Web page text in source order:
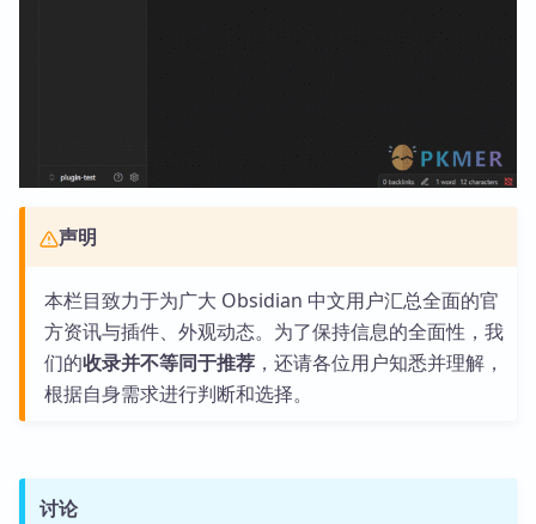
声明
本栏目致力于为广大 Obsidian 中文用户汇总全面的官
方资讯与插件、外观动态。为了保持信息的全面性，我
们的收录并不等同于推荐，还请各位用户知悉并理解，
根据自身需求进行判断和选择。
讨论